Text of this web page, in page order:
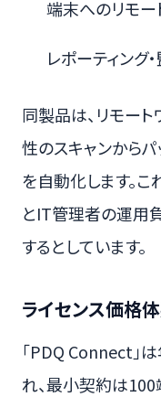
端末へのリモー
レポーティング
同製品は、リモー
性のスキャンから
を自動化します。こ
とIT管理者の運用
するとしています。
ライセンス価格
「PDQ Connect」
れ、最小契約は